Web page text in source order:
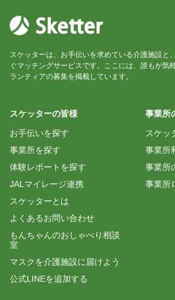
スケッターは、お手伝いを求めている介護施設と
ぐマッチングサービスです。ここには、誰もが気
ランティアの募集を掲載しています。
スケッターの皆様
お手伝いを探す
事業所を探す
体験レポートを探す
JALマイレージ連携
スケッターとは
よくあるお問い合わせ
もんちゃんのおしゃべり相談
室
マスクを介護施設に届けよう
公式LINEを追加する
事業所
スケッ
事業所
事業所
事業所